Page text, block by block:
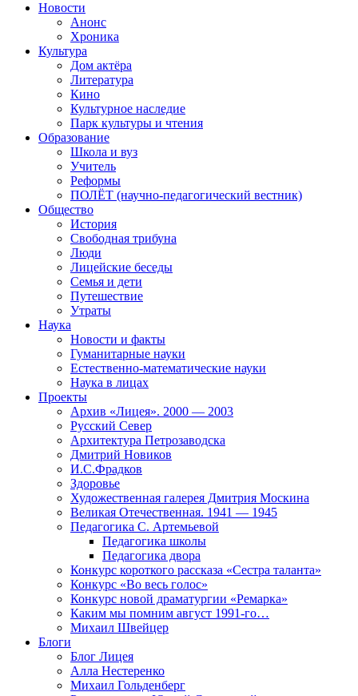
Новости
Анонс
Хроника
Культура
Дом актёра
Литература
Кино
Культурное наследие
Парк культуры и чтения
Образование
Школа и вуз
Учитель
Реформы
ПОЛЁТ (научно-педагогический вестник)
Общество
История
Свободная трибуна
Люди
Лицейские беседы
Семья и дети
Путешествие
Утраты
Наука
Новости и факты
Гуманитарные науки
Естественно-математические науки
Наука в лицах
Проекты
Архив «Лицея». 2000 — 2003
Русский Север
Архитектура Петрозаводска
Дмитрий Новиков
И.С.Фрадков
Здоровье
Художественная галерея Дмитрия Москина
Великая Отечественная. 1941 — 1945
Педагогика С. Артемьевой
Педагогика школы
Педагогика двора
Конкурс короткого рассказа «Сестра таланта»
Конкурс «Во весь голос»
Конкурс новой драматургии «Ремарка»
Каким мы помним август 1991-го…
Михаил Швейцер
Блоги
Блог Лицея
Алла Нестеренко
Михаил Гольденберг